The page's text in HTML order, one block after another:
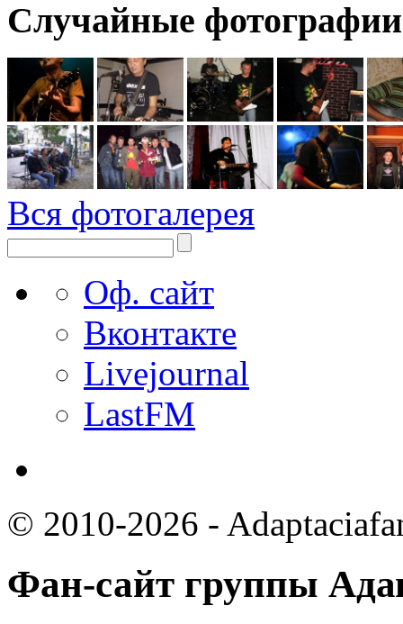
Случайные фотографии
Вся фотогалерея
Оф. сайт
Вконтакте
Livejournal
LastFM
© 2010-2026 -
Фан-сайт группы